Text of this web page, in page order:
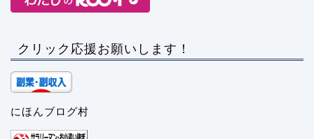
クリック応援お願いします！
にほんブログ村